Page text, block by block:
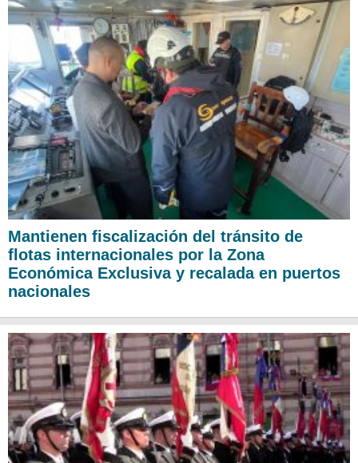
Mantienen fiscalización del tránsito de
flotas internacionales por la Zona
Económica Exclusiva y recalada en puertos
nacionales